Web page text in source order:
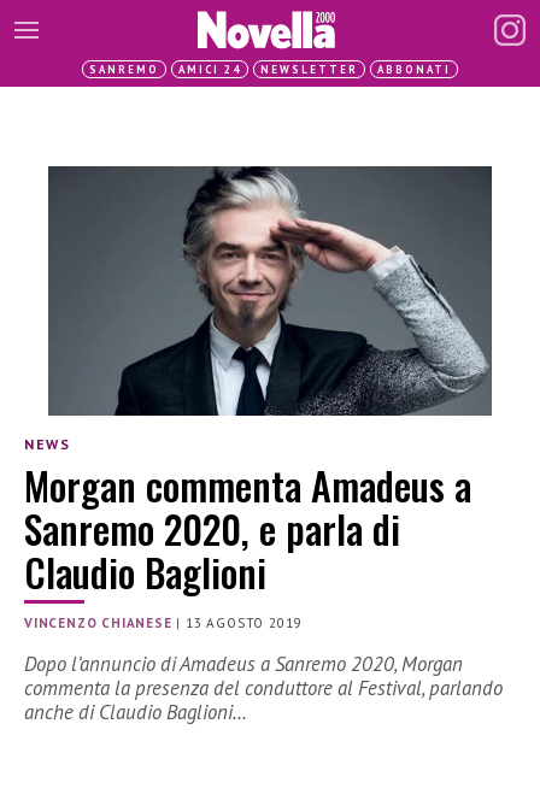
SANREMO AMICI 24 NEWSLETTER ABBONATI
NEWS
Morgan commenta Amadeus a
Sanremo 2020, e parla di
Claudio Baglioni
VINCENZO CHIANESE | 13 AGOSTO 2019
Dopo l’annuncio di Amadeus a Sanremo 2020, Morgan
commenta la presenza del conduttore al Festival, parlando
anche di Claudio Baglioni…